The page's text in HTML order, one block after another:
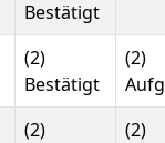
Bestätigt
(2)
Bestätigt
(2)
(2)
(2)